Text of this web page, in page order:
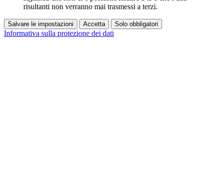
risultanti non verranno mai trasmessi a terzi.
Salvare le impostazioni Accetta Solo obbligatori
Informativa sulla protezione dei dati